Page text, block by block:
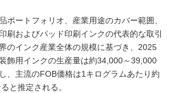
ポートフォリオ、産業用途のカバー範囲、
刷およびパッド印刷インクの代表的な取引
のインク産業全体の規模に基づき、2025
飾用インクの生産量は約34,000～39,000
、主流のFOB価格は1キログラムあたり約
と推定される。